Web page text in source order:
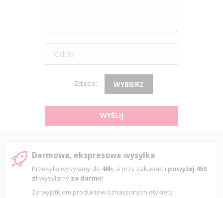
Podpis:
Zdjęcia: WYBIERZ
WYŚLIJ
Darmowa, ekspresowa wysyłka
Przesyłki wysyłamy do 48h, a przy zakupach powyżej 450
złwysyłamy za darmo!
Za wyjątkiem produktów oznaczonych etykietą